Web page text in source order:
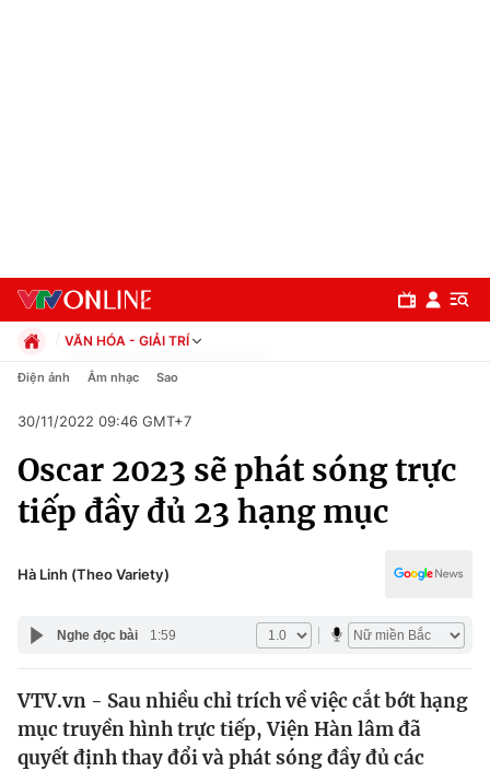
Chuyên mục
Chính trị
Pháp luật
Thế giới
VĂN HÓA - GIẢI TRÍ
Chính trị
Pháp luật
Kinh tế
Thể thao
Truyền hình
Y tế
Công nghệ
Điện ảnh Âm nhạc Sao
30/11/2022 09:46 GMT+7
Oscar 2023 sẽ phát sóng trực
tiếp đầy đủ 23 hạng mục
Hà Linh (Theo Variety)
Nghe đọc bài 1:59
VTV.vn - Sau nhiều chỉ trích về việc cắt bớt hạng
mục truyền hình trực tiếp, Viện Hàn lâm đã
quyết định thay đổi và phát sóng đầy đủ các